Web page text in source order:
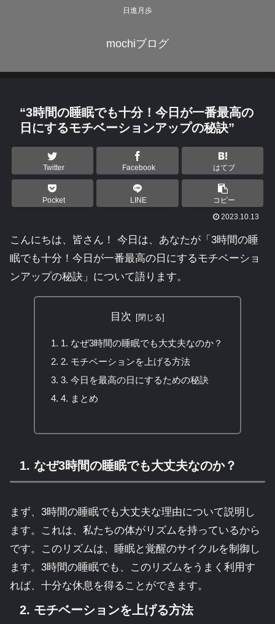
日進月歩
mochiブログ
“3時間の睡眠でも十分！今日が一番最高の
日にするモチベーションアップの秘訣”
Twitter Facebook はてブ
Pocket LINE
コピー
2023.10.13
こんにちは、皆さん！ 今日は、あなたが「3時間の睡
眠でも十分！今日が一番最高の日にするモチベーショ
ンアップの秘訣」について語ります。
目次
1. なぜ3時間の睡眠でも大丈夫なのか？
2. モチベーションを上げる方法
3. 今日を最高の日にするための秘訣
4. まとめ
1. なぜ3時間の睡眠でも大丈夫なのか？
まず、3時間の睡眠でも大丈夫な理由について説明し
ます。これは、私たちの体がリズムを持っているから
です。このリズムは、睡眠と覚醒のサイクルを制御し
ます。3時間の睡眠でも、このリズムをうまく利用す
れば、十分な休息を得ることができます。
2. モチベーションを上げる方法